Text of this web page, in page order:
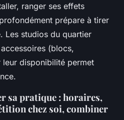
ranger ses effets
prépare à tirer
Les studios du quartier
(blocs,
disponibilité permet
sa pratique : horaires,
chez soi, combiner